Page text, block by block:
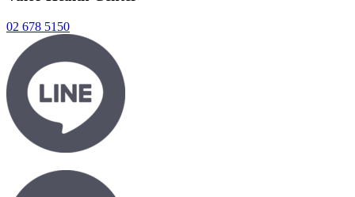
02 678 5150